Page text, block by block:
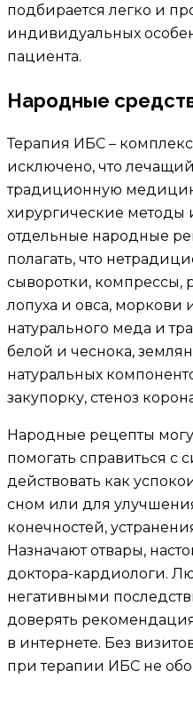
подбирается легко и
индивидуальных
пациента.
Народные
Терапия ИБС –
исключено, что
традиционную
хирургические методы
отдельные народные
полагать, что
сыворотки, компрессы,
лопуха и овса, моркови
натурального меда и
белой и чеснока,
натуральных
закупорку, стеноз
Народные рецепты
помогать справиться с
действовать как
сном или для
конечностей,
Назначают отвары,
доктора-кардиологи.
негативными
доверять
в интернете. Без
при терапии ИБС не